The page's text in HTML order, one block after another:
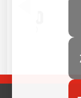
POPRZEDNI